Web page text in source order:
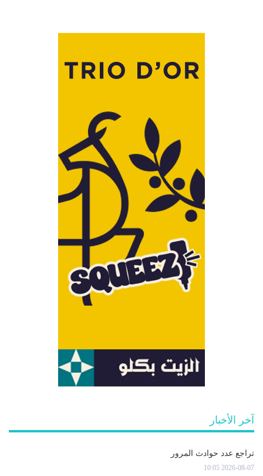
آخر الأخبار
تراجع عدد حوادث المرور
2026-08-07 10:05